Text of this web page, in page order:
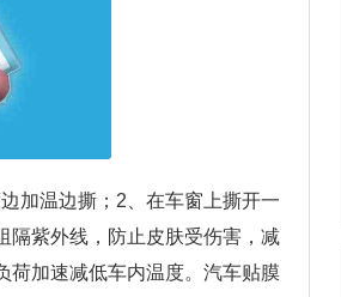
加温边撕；2、在车窗上撕开一
隔紫外线，防止皮肤受伤害，减
荷加速减低车内温度。汽车贴膜